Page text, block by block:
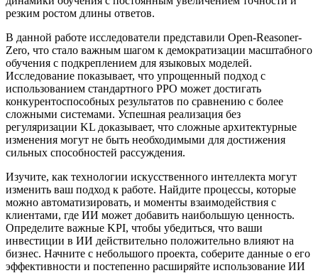
резким ростом длины ответов.
В данной работе исследователи представили Open-Reasoner-
Zero, что стало важным шагом к демократизации масштабного
обучения с подкреплением для языковых моделей.
Исследование показывает, что упрощенный подход с
использованием стандартного PPO может достигать
конкурентоспособных результатов по сравнению с более
сложными системами. Успешная реализация без
регуляризации KL доказывает, что сложные архитектурные
изменения могут не быть необходимыми для достижения
сильных способностей рассуждения.
Изучите, как технологии искусственного интеллекта могут
изменить ваш подход к работе. Найдите процессы, которые
можно автоматизировать, и моменты взаимодействия с
клиентами, где ИИ может добавить наибольшую ценность.
Определите важные KPI, чтобы убедиться, что ваши
инвестиции в ИИ действительно положительно влияют на
бизнес. Начните с небольшого проекта, соберите данные о его
эффективности и постепенно расширяйте использование ИИ